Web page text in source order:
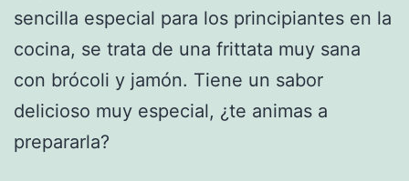
sencilla especial para los principiantes en la
cocina, se trata de una frittata muy sana
con brócoli y jamón. Tiene un sabor
delicioso muy especial, ¿te animas a
prepararla?